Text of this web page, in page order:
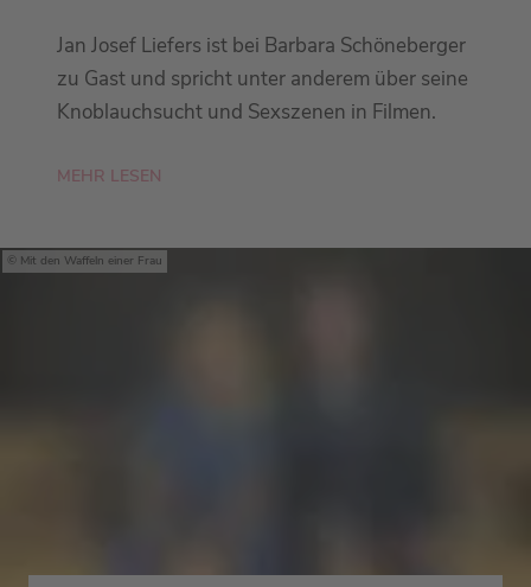
Jan Josef Liefers ist bei Barbara Schöneberger
zu Gast und spricht unter anderem über seine
Knoblauchsucht und Sexszenen in Filmen.
MEHR LESEN
Mit den Waffeln einer Frau